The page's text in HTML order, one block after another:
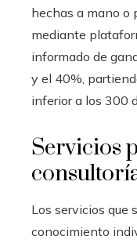
hechas a mano o
mediante
informado de
y el 40%,
inferior a los 300
Servicios
Los servicios que
conocimiento